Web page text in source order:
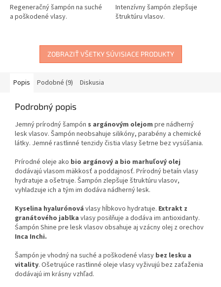
Regeneračný šampón na suché
a poškodené vlasy.
Intenzívny šampón zlepšuje
štruktúru vlasov.
ZOBRAZIŤ VŠETKY SÚVISIACE PRODUKTY
Popis Podobné (9) Diskusia
Podrobný popis
Jemný prírodný šampón s argánovým olejom pre nádherný
lesk vlasov. Šampón neobsahuje silikóny, parabény a chemické
látky. Jemné rastlinné tenzidy čistia vlasy šetrne bez vysúšania.
Prírodné oleje ako bio argánový a bio marhuľový olej
dodávajú vlasom mäkkosť a poddajnosť. Prírodný betaín vlasy
hydratuje a ošetruje. Šampón zlepšuje štruktúru vlasov,
vyhladzuje ich a tým im dodáva nádherný lesk.
Kyselina hyalurónová vlasy hĺbkovo hydratuje. Extrakt z
granátového jablka vlasy posilňuje a dodáva im antioxidanty.
Śampón Shine pre lesk vlasov obsahuje aj vzácny olej z orechov
Inca Inchi.
Šampón je vhodný na suché a poškodené vlasy bez lesku a
vitality. Ošetrujúce rastlinné oleje vlasy vyživujú bez zaťaženia
dodávajú im krásny vzhľad.